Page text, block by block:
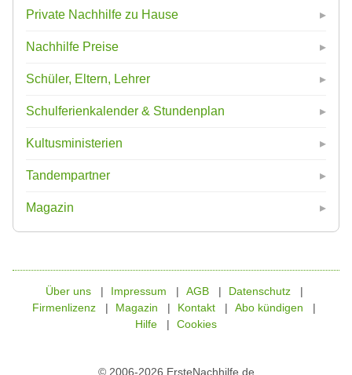
Private Nachhilfe zu Hause
Nachhilfe Preise
Schüler, Eltern, Lehrer
Schulferienkalender & Stundenplan
Kultusministerien
Tandempartner
Magazin
© 2006-2026 ErsteNachhilfe.de
Über uns Impressum AGB
Datenschutz
Firmenlizenz
Magazin Kontakt
Abo kündigen
Hilfe
Cookies